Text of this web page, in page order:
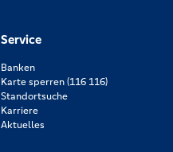
Service
Banken
Karte sperren (116 116)
Standortsuche
Karriere
Aktuelles